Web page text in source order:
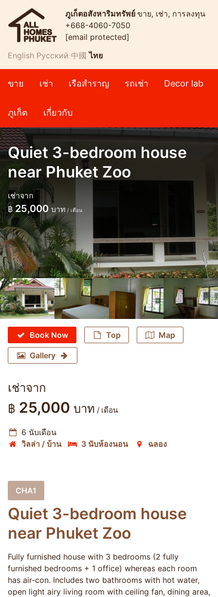
ภูเก็ตอสังหาริมทรัพย์ ขาย, เช่า, การลงทุน
+668-4060-7050
[email protected]
English Русский 中國 ไทย
ขาย เช่า เรือสำราญ รถเช่า Decor lab
ภูเก็ต เกี่ยวกับ
Quiet 3-bedroom house
near Phuket Zoo
เช่าจาก
฿ 25,000 บาท / เดือน
Book Now Top Map
Gallery
เช่าจาก
฿ 25,000 บาท / เดือน
6 นับเดือน
วิลล่า / บ้าน
3 นับห้องนอน ฉลอง
CHA1
Quiet 3-bedroom house
near Phuket Zoo
Fully furnished house with 3 bedrooms (2 fully
furnished bedrooms + 1 office) whereas each room
has air-con. Includes two bathrooms with hot water,
open light airy living room with ceiling fan, dining area,